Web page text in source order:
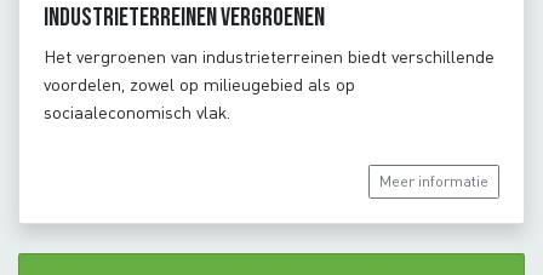
Industrieterreinen vergroenen
Het vergroenen van industrieterreinen biedt verschillende
voordelen, zowel op milieugebied als op
sociaaleconomisch vlak.
Meer informatie